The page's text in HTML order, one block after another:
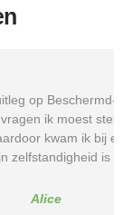
wist ik
tijdens
aanbieder die
verbeterd."